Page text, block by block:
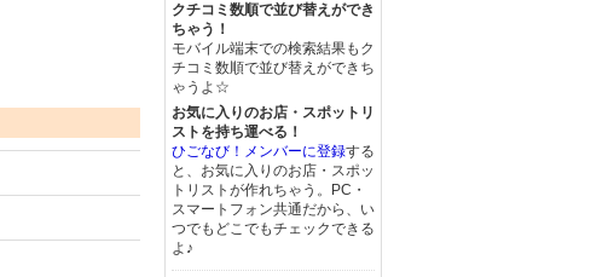
クチコミ数順で並び替えができ
ちゃう！
モバイル端末での検索結果もク
チコミ数順で並び替えができち
ゃうよ☆
お気に入りのお店・スポットリ
ストを持ち運べる！
ひごなび！メンバーに登録する
と、お気に入りのお店・スポッ
トリストが作れちゃう。PC・
スマートフォン共通だから、い
つでもどこでもチェックできる
よ♪